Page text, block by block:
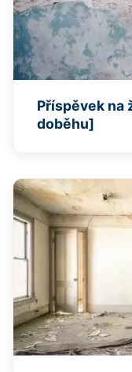
Příspěvek na
doběhu]